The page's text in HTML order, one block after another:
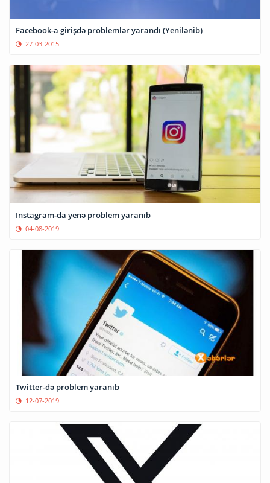
Facebook-a girişdə problemlər yarandı (Yenilənib)
27-03-2015
Instagram-da yenə problem yaranıb
04-08-2019
Twitter-də problem yaranıb
12-07-2019